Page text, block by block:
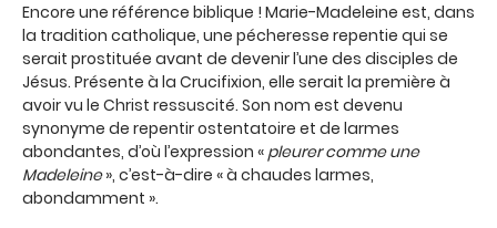
Encore une référence biblique ! Marie-Madeleine est, dans
la tradition catholique, une pécheresse repentie qui se
serait prostituée avant de devenir l’une des disciples de
Jésus. Présente à la Crucifixion, elle serait la première à
avoir vu le Christ ressuscité. Son nom est devenu
synonyme de repentir ostentatoire et de larmes
abondantes, d’où l’expression « pleurer comme une
Madeleine», c’est-à-dire « à chaudes larmes,
abondamment ».